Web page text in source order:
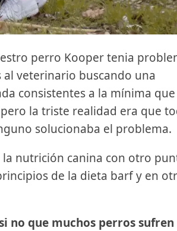
perro Kooper tenia
veterinario buscando una
consistentes a la mínima que
la triste realidad era que
solucionaba el problema.
la nutrición canina con otro
de la dieta barf y en
no que muchos perros sufren